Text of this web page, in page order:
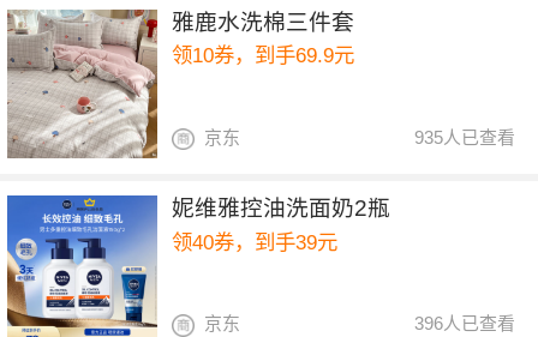
雅鹿水洗棉三件套
领10券，到手69.9元
935人已查看
京东
妮维雅控油洗面奶2瓶
领40券，到手39元
396人已查看
京东